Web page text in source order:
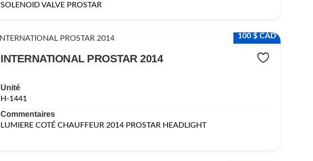
SOLENOID VALVE PROSTAR
100 $ CAD
INTERNATIONAL PROSTAR 2014
Unité
H-1441
Commentaires
LUMIERE COTÉ CHAUFFEUR 2014 PROSTAR HEADLIGHT